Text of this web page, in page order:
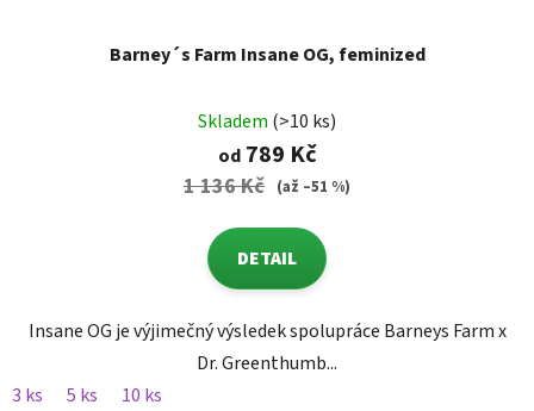
Barney´s Farm Insane OG, feminized
Skladem (>10 ks)
od789 Kč
1 136 Kč (až –51 %)
DETAIL
Insane OG je výjimečný výsledek spolupráce Barneys Farm x
Dr. Greenthumb...
3 ks
5 ks 10 ks